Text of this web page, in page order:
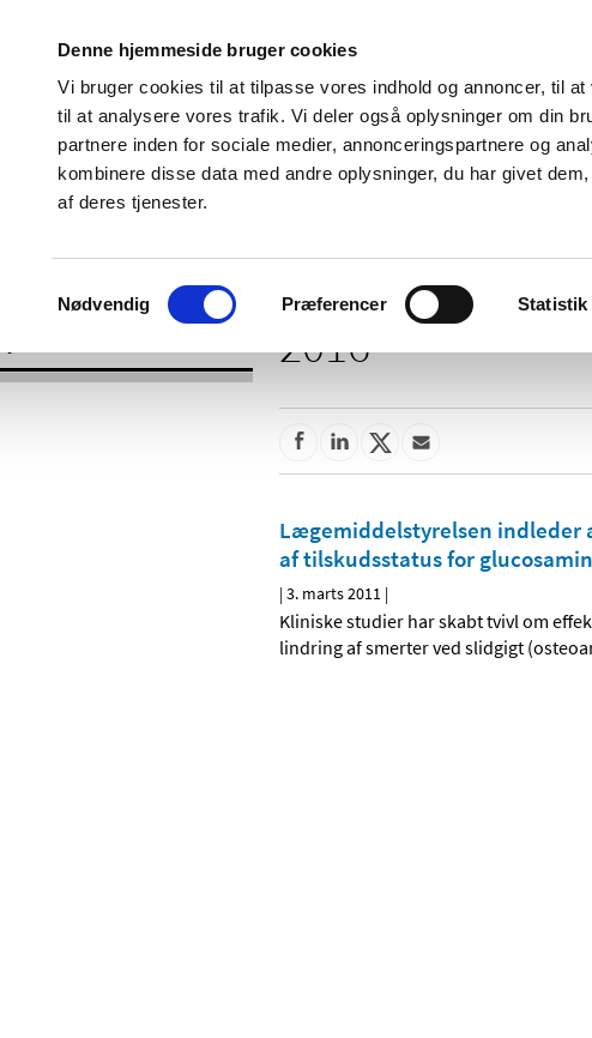
Denne hjemmeside bruger cookies
Vi bruger cookies til at tilpasse vores indhold og annoncer, til
til at analysere vores trafik. Vi deler også oplysninger om din
partnere inden for sociale medier, annonceringspartnere og
kombinere disse data med andre oplysninger, du har givet
af deres tjenester.
Samtykkevalg
Nødvendig Præferencer Statistik
Godkendelse og
Bivirkninger og
produktinformation
Tilskud og
2016
Lægemiddelstyrelsen indleder
af tilskudsstatus for glucosamin
|3. marts 2011 |
Kliniske studier har skabt tvivl om
lindring af smerter ved slidgigt